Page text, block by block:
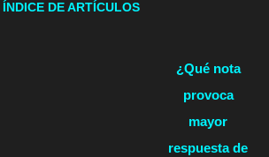
ÍNDICE DE ARTÍCULOS
¿Qué nota
provoca
mayor
respuesta de